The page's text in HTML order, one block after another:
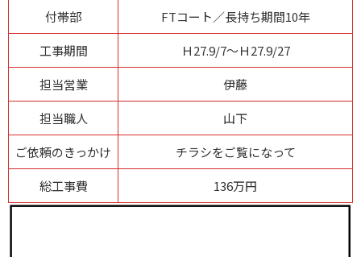
付帯部
FTコート／長持ち期間10年
工事期間
Ｈ27.9/7～Ｈ27.9/27
担当営業
伊藤
担当職人
山下
ご依頼のきっかけ
チラシをご覧になって
総工事費
136万円